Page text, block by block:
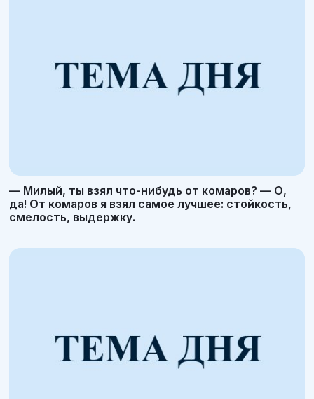
— Милый, ты взял что-нибудь от комаров? — О,
да! От комаров я взял самое лучшее: стойкость,
смелость, выдержку.